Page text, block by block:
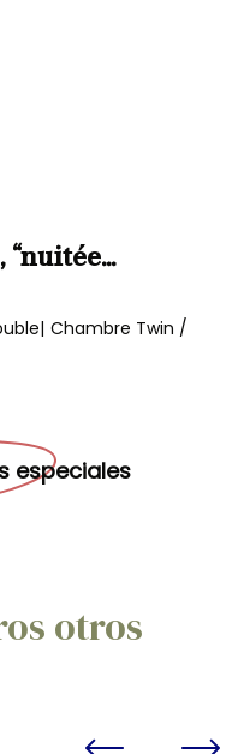
“nuitée
“dîner inclus”
| Chambre Twin /
especiales
otros